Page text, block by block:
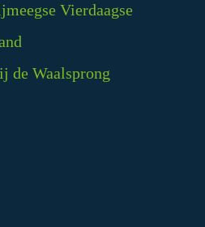
Vierdaagse
de Waalsprong